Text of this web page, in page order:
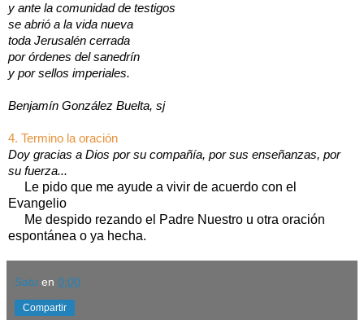
y ante la comunidad de testigos
se abrió a la vida nueva
toda Jerusalén cerrada
por órdenes del sanedrín
y por sellos imperiales.
Benjamín González Buelta, sj
4. Termino la oración
Doy gracias a Dios por su compañía, por sus enseñanzas, por
su fuerza...
Le pido que me ayude a vivir de acuerdo con el
Evangelio
Me despido rezando el Padre Nuestro u otra oración
espontánea o ya hecha.
Satu en 0:00
Compartir